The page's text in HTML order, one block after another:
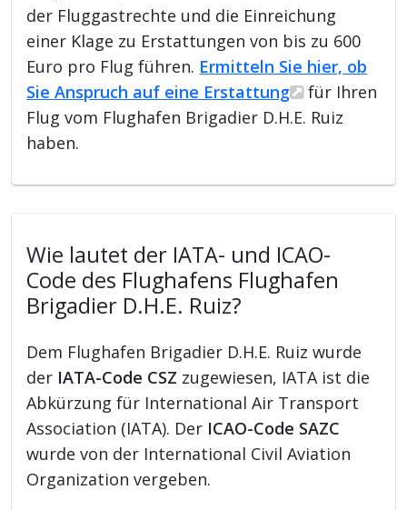
der Fluggastrechte und die Einreichung
einer Klage zu Erstattungen von bis zu 600
Euro pro Flug führen. Ermitteln Sie hier, ob
Sie Anspruch auf eine Erstattung
für Ihren
Flug vom Flughafen Brigadier D.H.E. Ruiz
haben.
Wie lautet der IATA- und ICAO-
Code des Flughafens Flughafen
Brigadier D.H.E. Ruiz?
Dem Flughafen Brigadier D.H.E. Ruiz wurde
der IATA-Code CSZ zugewiesen, IATA ist die
Abkürzung für International Air Transport
Association (IATA). Der ICAO-Code SAZC
wurde von der International Civil Aviation
Organization vergeben.